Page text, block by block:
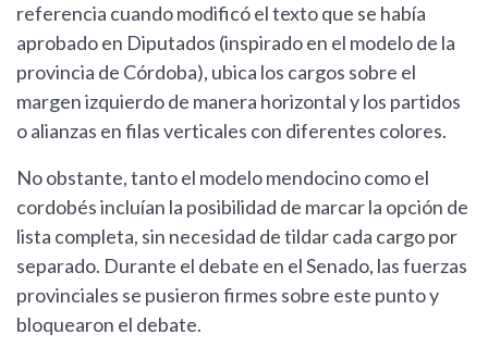
referencia cuando modificó el texto que se había
aprobado en Diputados (inspirado en el modelo de la
provincia de Córdoba), ubica los cargos sobre el
margen izquierdo de manera horizontal y los partidos
o alianzas en filas verticales con diferentes colores.
No obstante, tanto el modelo mendocino como el
cordobés incluían la posibilidad de marcar la opción de
lista completa, sin necesidad de tildar cada cargo por
separado. Durante el debate en el Senado, las fuerzas
provinciales se pusieron firmes sobre este punto y
bloquearon el debate.